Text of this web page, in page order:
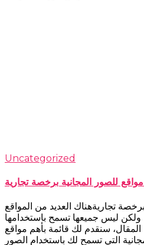
Uncategorized
تجاريةهناك العديد من المواقع
ولكن ليس جميعها تسمح باستخدامها
المقال، سنقدم لك قائمة بأهم مواقع
التي تسمح لك باستخدام الصور